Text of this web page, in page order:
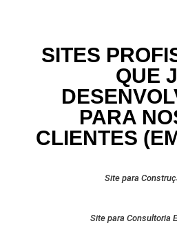
SITES
QUE
PARA
CLIENTES
Site para
Site para Consultoria